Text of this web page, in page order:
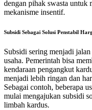
dengan pihak swasta untuk
mekanisme insentif.
Subsidi Sebagai Solusi Penstabil
Subsidi sering menjadi
usaha. Pemerintah bisa
kendaraan pengangkut
menjadi lebih ringan dan
Sebagai contoh, beberapa
mulai mengajukan subsidi
limbah kardus.